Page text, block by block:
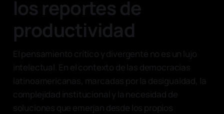
los reportes de
productividad
El pensamiento crítico y divergente no es un lujo
intelectual. En el contexto de las democracias
latinoamericanas, marcadas por la desigualdad, la
complejidad institucional y la necesidad de
soluciones que emerjan desde los propios